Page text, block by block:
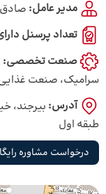
مدیر عامل:
تعداد پرسنل
صنعت تخصصی:
سرامیک، صنعت
آدرس: بیرجند،
طبقه اول
درخواست مشاوره